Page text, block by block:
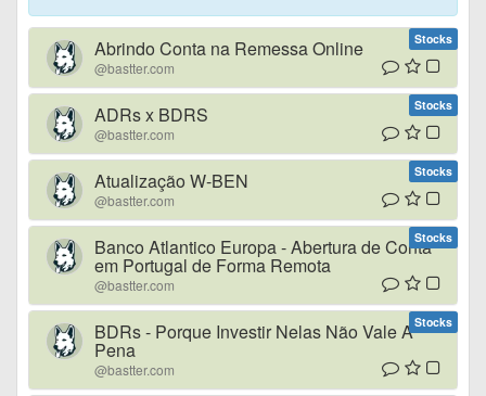
Stocks
Abrindo Conta na Remessa Online
@bastter.com
Stocks
ADRs x BDRS
@bastter.com
Stocks
Atualização W-BEN
@bastter.com
Stocks
Banco Atlantico Europa - Abertura de Conta
em Portugal de Forma Remota
@bastter.com
Stocks
BDRs - Porque Investir Nelas Não Vale A
Pena
@bastter.com